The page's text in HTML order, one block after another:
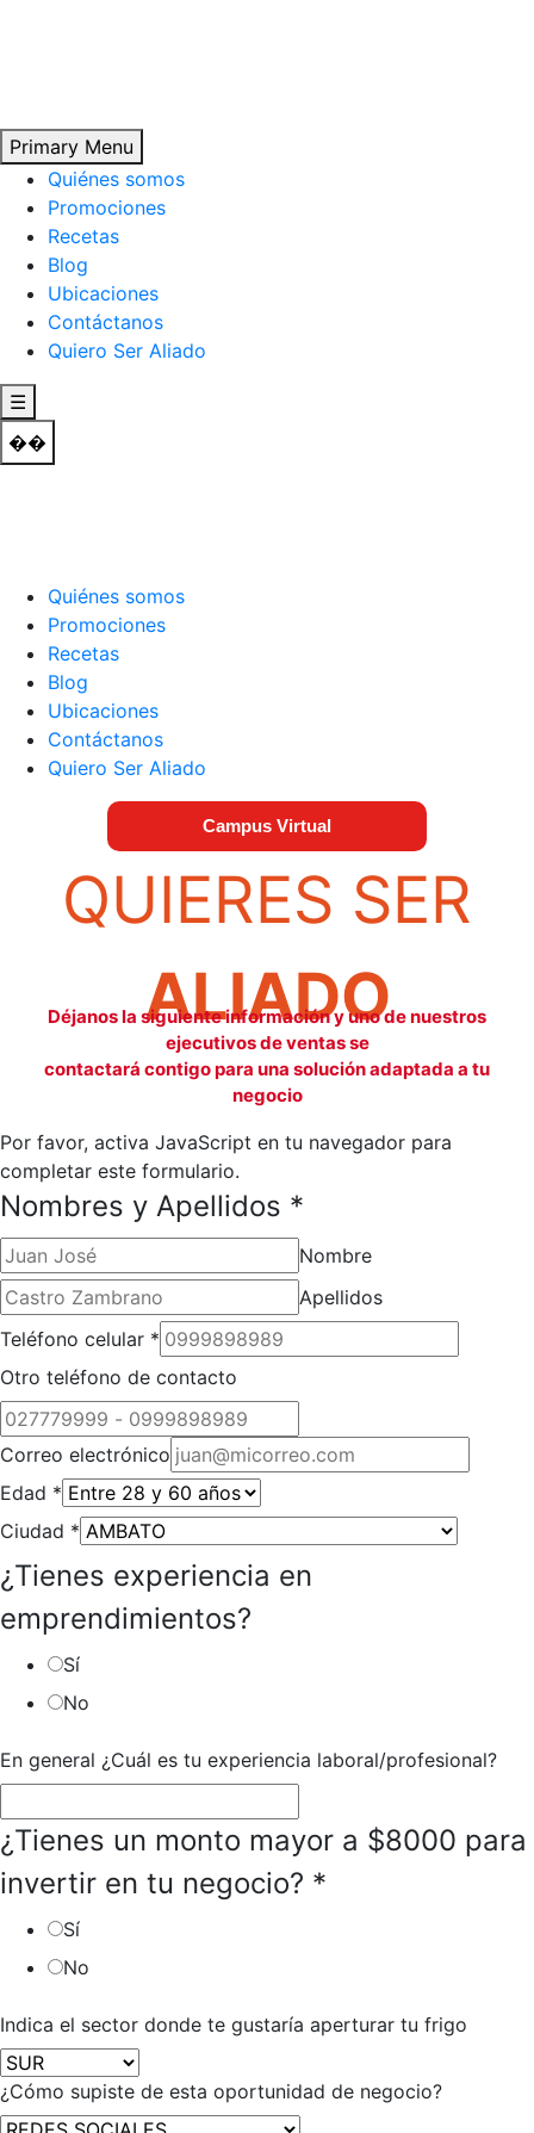
Primary Menu
Quiénes somos
Promociones
Recetas
Blog
Ubicaciones
Contáctanos
Quiero Ser Aliado
☰
��
Quiénes somos
Promociones
Recetas
Blog
Ubicaciones
Contáctanos
Quiero Ser Aliado
Campus Virtual
QUIERES SER
ALIADO
Déjanos la siguiente información y uno de nuestros
ejecutivos de ventas se
contactará contigo para una solución adaptada a tu
negocio
Por favor, activa JavaScript en tu navegador para
completar este formulario.
Nombres y Apellidos *
Nombre
Apellidos
Teléfono celular *
Otro teléfono de contacto
Correo electrónico
Edad *
Ciudad *
¿Tienes experiencia en
emprendimientos?
Sí
No
teléfono
experiencia
En general ¿Cuál es tu experiencia laboral/profesional?
¿Tienes un monto mayor a $8000 para
invertir en tu negocio? *
Sí
No
Indica el sector donde te gustaría aperturar tu frigo
¿Cómo supiste de esta oportunidad de negocio?